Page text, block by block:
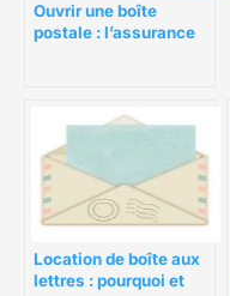
Ouvrir une boîte
postale : l’assurance
Location de boîte aux
lettres : pourquoi et